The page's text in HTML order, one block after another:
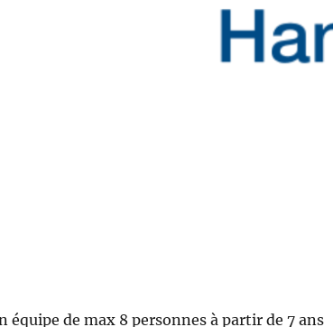
équipe de max 8 personnes à partir de 7 ans